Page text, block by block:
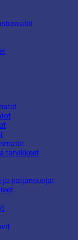
tarvikkeet
ja patjansuojat